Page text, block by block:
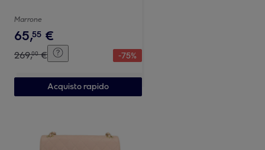
Marrone
65,55 €
269,00 € -75%
Acquisto rapido